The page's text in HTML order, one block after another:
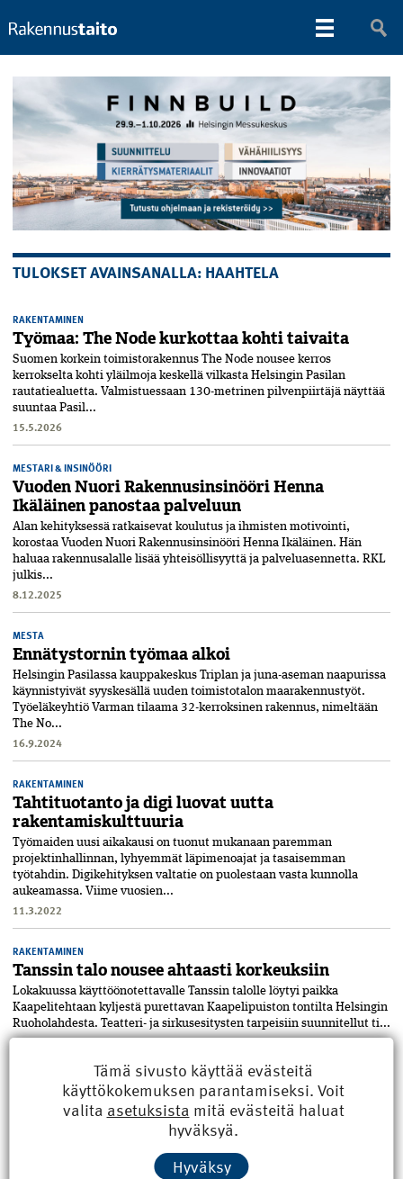
TULOKSET AVAINSANALLA: HAAHTELA
RAKENTAMINEN
Työmaa: The Node kurkottaa kohti taivaita
Suomen korkein toimistorakennus The Node nousee kerros
kerrokselta kohti yläilmoja keskellä vilkasta Helsingin Pasilan
rautatiealuetta. Valmistuessaan 130-metrinen pilvenpiirtäjä näyttää
suuntaa Pasil...
15.5.2026
MESTARI & INSINÖÖRI
Vuoden Nuori Rakennusinsinööri Henna
Ikäläinen panostaa palveluun
Alan kehityksessä ratkaisevat koulutus ja ihmisten motivointi,
korostaa Vuoden Nuori Rakennusinsinööri Henna Ikäläinen. Hän
haluaa rakennusalalle lisää yhteisöllisyyttä ja palveluasennetta. RKL
julkis...
8.12.2025
MESTA
Ennätystornin työmaa alkoi
Helsingin Pasilassa kauppakeskus Triplan ja juna-aseman naapurissa
käynnistyivät syyskesällä uuden toimistotalon maarakennustyöt.
Työeläkeyhtiö Varman tilaama 32-kerroksinen rakennus, nimeltään
The No...
16.9.2024
RAKENTAMINEN
Tahtituotanto ja digi luovat uutta
rakentamiskulttuuria
Työmaiden uusi aikakausi on tuonut mukanaan paremman
projektinhallinnan, lyhyemmät läpimenoajat ja tasaisemman
työtahdin. Digikehityksen valtatie on puolestaan vasta kunnolla
aukeamassa. Viime vuosien...
11.3.2022
RAKENTAMINEN
Tanssin talo nousee ahtaasti korkeuksiin
Lokakuussa käyttöönotettavalle Tanssin talolle löytyi paikka
Kaapelitehtaan kyljestä purettavan Kaapelipuiston tontilta Helsingin
Ruoholahdesta. Teatteri- ja sirkusesitysten tarpeisiin suunnitellut ti...
22.3.2021
Tämä sivusto käyttää evästeitä
käyttökokemuksen parantamiseksi. Voit
valita asetuksista mitä evästeitä haluat
hyväksyä.
Hyväksy